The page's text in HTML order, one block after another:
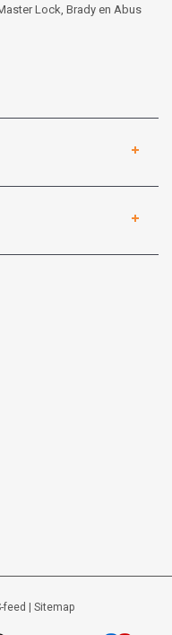
Lock, Brady en Abus
feed Sitemap